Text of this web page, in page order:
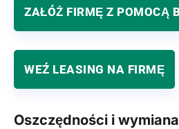
ZAŁÓŻ FIRMĘ Z POMOCĄ
WEŹ LEASING NA FIRMĘ
Oszczędności i